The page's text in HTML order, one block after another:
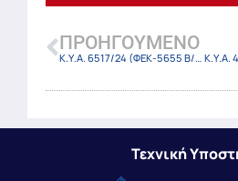
ΠΡΟΗΓΟΎΜΕΝΟ
Κ.Υ.Α. 6517/24 (ΦΕΚ-5655 Β/10-10-24)
Τεχνική